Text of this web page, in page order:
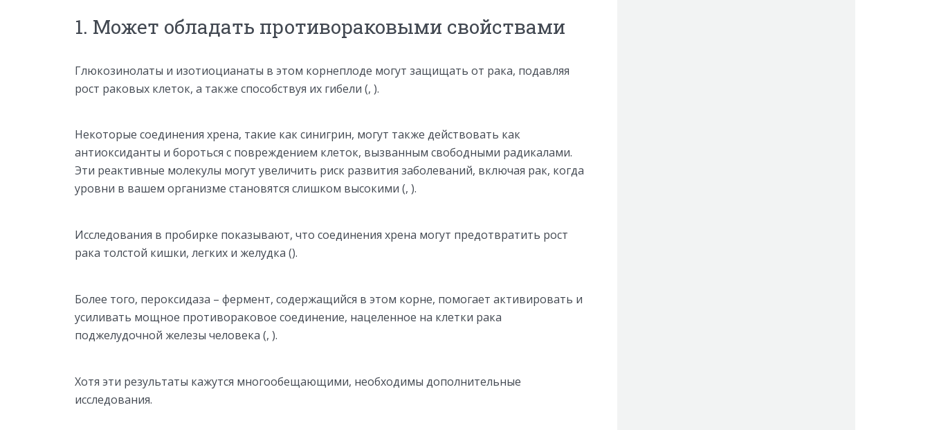
1. Может обладать противораковыми свойствами
Глюкозинолаты и изотиоцианаты в этом корнеплоде могут защищать от рака, подавляя
рост раковых клеток, а также способствуя их гибели (, ).
Некоторые соединения хрена, такие как синигрин, могут также действовать как
антиоксиданты и бороться с повреждением клеток, вызванным свободными радикалами.
Эти реактивные молекулы могут увеличить риск развития заболеваний, включая рак, когда
уровни в вашем организме становятся слишком высокими (, ).
Исследования в пробирке показывают, что соединения хрена могут предотвратить рост
рака толстой кишки, легких и желудка ().
Более того, пероксидаза – фермент, содержащийся в этом корне, помогает активировать и
усиливать мощное противораковое соединение, нацеленное на клетки рака
поджелудочной железы человека (, ).
Хотя эти результаты кажутся многообещающими, необходимы дополнительные
исследования.